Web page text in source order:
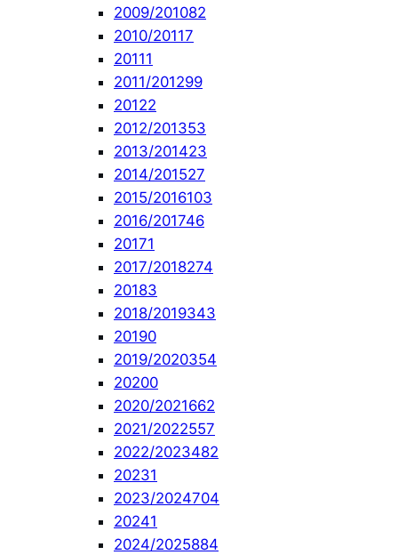
2009/201082
2010/20117
20111
2011/201299
20122
2012/201353
2013/201423
2014/201527
2015/2016103
2016/201746
20171
2017/2018274
20183
2018/2019343
20190
2019/2020354
20200
2020/2021662
2021/2022557
2022/2023482
20231
2023/2024704
20241
2024/2025884